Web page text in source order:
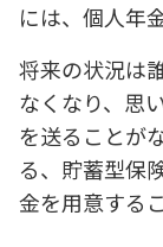
には、個人年
将来の状況は
なくなり、思
を送ることが
る、貯蓄型保
金を用意する